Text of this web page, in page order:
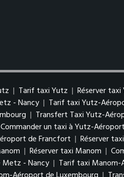
| Tarif taxi Yutz | Réserver
- Nancy | Tarif taxi Yutz-
| Transfert Taxi Yutz-
Commander un taxi à Yutz-
de Francfort | Réserver
| Réserver taxi Manom |
- Nancy | Tarif taxi